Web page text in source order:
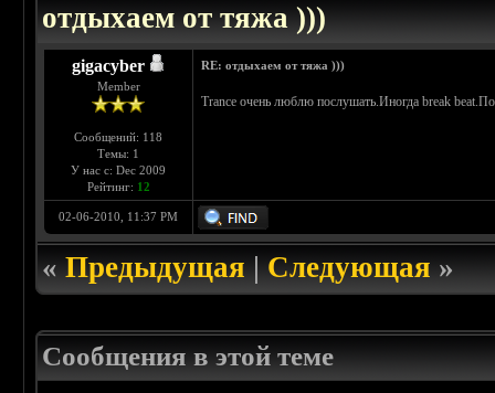
отдыхаем от тяжа )))
gigacyber
Member
Сообщений: 118
Темы: 1
У нас с: Dec 2009
Рейтинг: 12
RE: отдыхаем от тяжа )))
Trance очень люблю послушать.Иногда break
02-06-2010, 11:37 PM
«Предыдущая|Следующая»
Сообщения в этой теме